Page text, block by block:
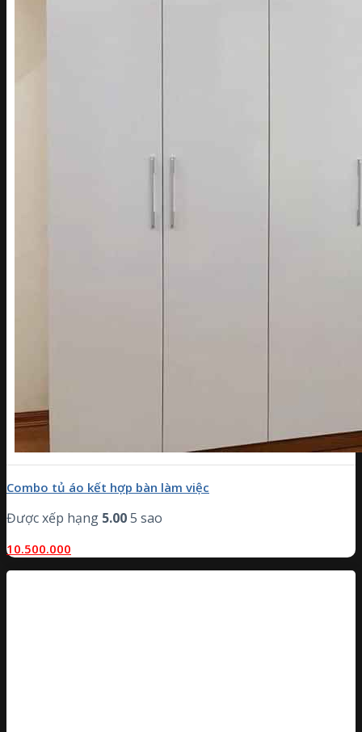
Combo tủ áo kết hợp bàn làm việc
Được xếp hạng 5.005 sao
10.500.000